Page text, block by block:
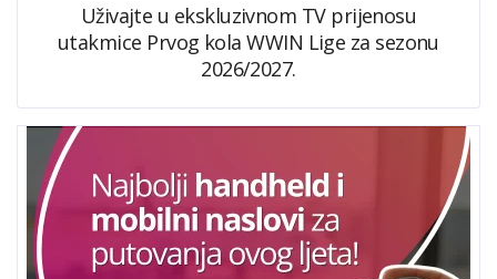
Uživajte u ekskluzivnom TV prijenosu
utakmice Prvog kola WWIN Lige za sezonu
2026/2027.